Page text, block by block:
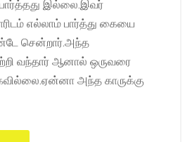
இல்லை.இவர்
எல்லாம் பார்த்து கையை
சென்றார்.அந்த
வந்தார் ஆனால் ஒருவரை
அந்த காருக்கு